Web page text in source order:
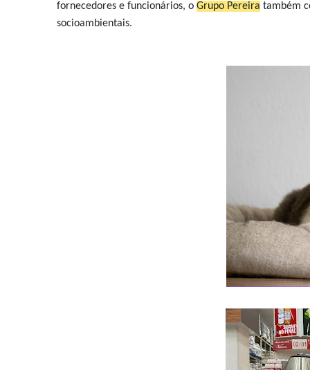
fornecedores e funcionários, o Grupo Pereira também
socioambientais.